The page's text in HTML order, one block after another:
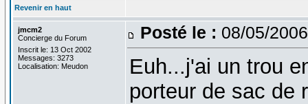
Revenir en haut
jmcm2
Concierge du Forum
Inscrit le: 13 Oct 2002
Messages: 3273
Localisation: Meudon
Posté le : 08/05/
Euh...j'ai un trou
porteur de sac de